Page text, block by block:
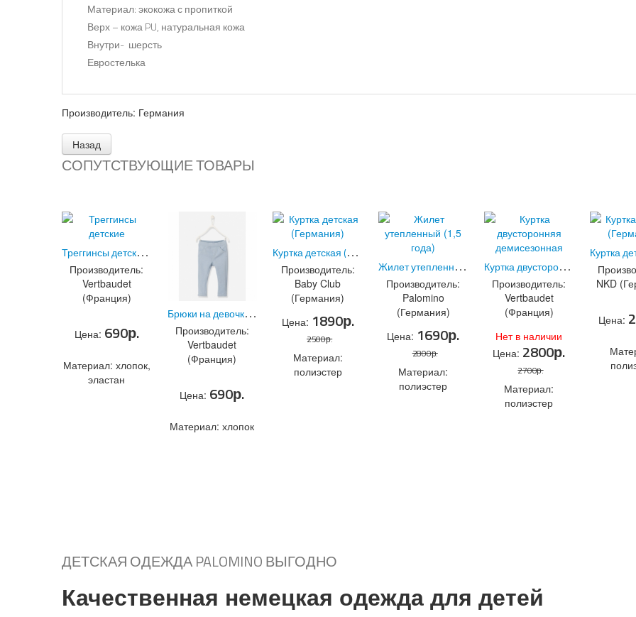
Материал: экокожа с пропиткой
Верх – кожа PU, натуральная кожа
Внутри- шерсть
Евростелька
Производитель: Германия
СОПУТСТВУЮЩИЕ ТОВАРЫ
Т
реггинсы детские
Производитель:
Vertbaudet
(Франция)
Цена: 690р.
Материал: хлопок,
эластан
Б
рюки на девочку Франция
Производитель:
Vertbaudet
(Франция)
Цена: 690р.
Материал: хлопок
К
уртка детская (Германия) (Код:0191
Производитель:
Baby Club
(Германия)
Цена: 1890р.
2500р.
Материал:
полиэстер
Ж
илет утепленный (1,5 года) (Код:9103.1 )
Производитель:
Palomino
(Германия)
Цена: 1690р.
2800р.
Материал:
полиэстер
К
уртка двусторонняя демисезонная
Производитель:
Vertbaudet
(Франция)
Нет в наличии
Цена: 2800р.
2700р.
Материал:
полиэстер
NKD
Цена:
ДЕТСКАЯ ОДЕЖДА PALOMINO ВЫГОДНО
Качественная немецкая одежда для детей